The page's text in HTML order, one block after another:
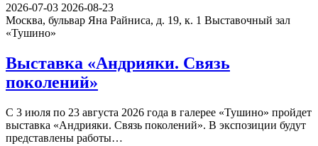
2026-07-03 2026-08-23
Москва, бульвар Яна Райниса, д. 19, к. 1 Выставочный зал
«Тушино»
Выставка «Андрияки. Связь
поколений»
С 3 июля по 23 августа 2026 года в галерее «Тушино» пройдет
выставка «Андрияки. Связь поколений». В экспозиции будут
представлены работы…